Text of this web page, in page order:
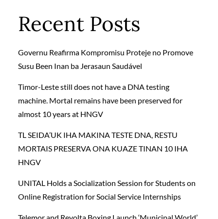
Recent Posts
Governu Reafirma Kompromisu Proteje no Promove
Susu Been Inan ba Jerasaun Saudável
Timor-Leste still does not have a DNA testing
machine. Mortal remains have been preserved for
almost 10 years at HNGV
TL SEIDA’UK IHA MAKINA TESTE DNA, RESTU
MORTAIS PRESERVA ONA KUAZE TINAN 10 IHA
HNGV
UNITAL Holds a Socialization Session for Students on
Online Registration for Social Service Internships